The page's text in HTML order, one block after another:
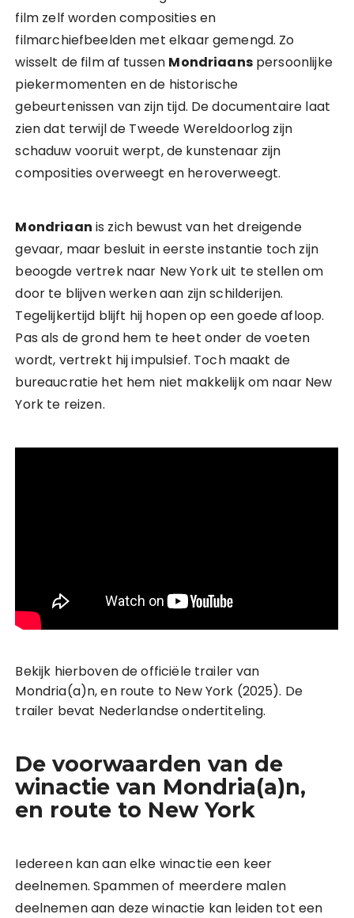
film zelf worden composities en
filmarchiefbeelden met elkaar gemengd. Zo
wisselt de film af tussen Mondriaanspersoonlijke
piekermomenten en de historische
gebeurtenissen van zijn tijd. De documentaire laat
zien dat terwijl de Tweede Wereldoorlog zijn
schaduw vooruit werpt, de kunstenaar zijn
composities overweegt en heroverweegt.
Mondriaan is zich bewust van het dreigende
gevaar, maar besluit in eerste instantie toch zijn
beoogde vertrek naar New York uit te stellen om
door te blijven werken aan zijn schilderijen.
Tegelijkertijd blijft hij hopen op een goede afloop.
Pas als de grond hem te heet onder de voeten
wordt, vertrekt hij impulsief. Toch maakt de
bureaucratie het hem niet makkelijk om naar New
York te reizen.
Bekijk hierboven de officiële trailer van
Mondria(a)n, en route to New York (2025). De
trailer bevat Nederlandse ondertiteling.
De voorwaarden van de
winactie van Mondria(a)n,
en route to New York
Iedereen kan aan elke winactie een keer
deelnemen. Spammen of meerdere malen
deelnemen aan deze winactie kan leiden tot een